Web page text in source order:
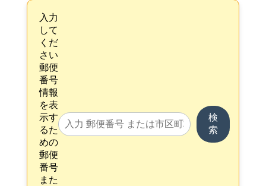
入力
して
くだ
さい
郵便
番号
情報
を表
示す
るた
めの
郵便
番号
また
検
索